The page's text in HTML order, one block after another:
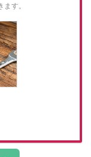
す。